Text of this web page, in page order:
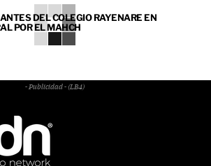
DEL COLEGIO RAYENARE EN
POR EL MAHCH
- Publicidad - (LB4)